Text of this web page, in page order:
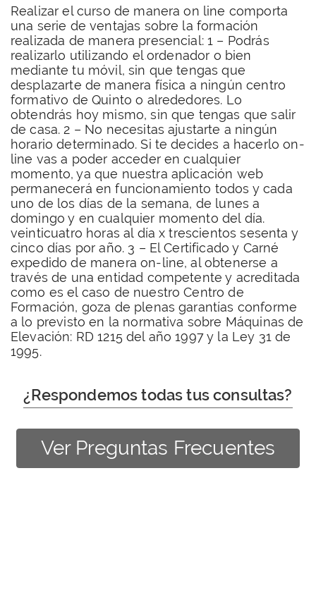
Realizar el curso de manera on line comporta
una serie de ventajas sobre la formación
realizada de manera presencial: 1 – Podrás
realizarlo utilizando el ordenador o bien
mediante tu móvil, sin que tengas que
desplazarte de manera física a ningún centro
formativo de Quinto o alrededores. Lo
obtendrás hoy mismo, sin que tengas que salir
de casa. 2 – No necesitas ajustarte a ningún
horario determinado. Si te decides a hacerlo on-
line vas a poder acceder en cualquier
momento, ya que nuestra aplicación web
permanecerá en funcionamiento todos y cada
uno de los días de la semana, de lunes a
domingo y en cualquier momento del día.
veinticuatro horas al día x trescientos sesenta y
cinco días por año. 3 – El Certificado y Carné
expedido de manera on-line, al obtenerse a
través de una entidad competente y acreditada
como es el caso de nuestro Centro de
Formación, goza de plenas garantías conforme
a lo previsto en la normativa sobre Máquinas de
Elevación: RD 1215 del año 1997 y la Ley 31 de
1995.
¿Respondemos todas tus consultas?
Ver Preguntas Frecuentes